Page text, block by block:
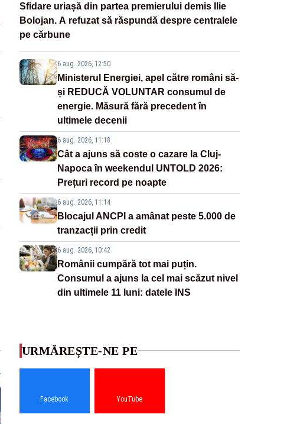
Sfidare uriașă din partea premierului demis Ilie
Bolojan. A refuzat să răspundă despre centralele
pe cărbune
6 aug. 2026, 12:50
Ministerul Energiei, apel către români să-
și REDUCĂ VOLUNTAR consumul de
energie. Măsură fără precedent în
ultimele decenii
6 aug. 2026, 11:18
Cât a ajuns să coste o cazare la Cluj-
Napoca în weekendul UNTOLD 2026:
Prețuri record pe noapte
6 aug. 2026, 11:14
Blocajul ANCPI a amânat peste 5.000 de
tranzacții prin credit
6 aug. 2026, 10:42
Românii cumpără tot mai puțin.
Consumul a ajuns la cel mai scăzut nivel
din ultimele 11 luni: datele INS
URMĂREȘTE-NE PE
Facebook YouTube